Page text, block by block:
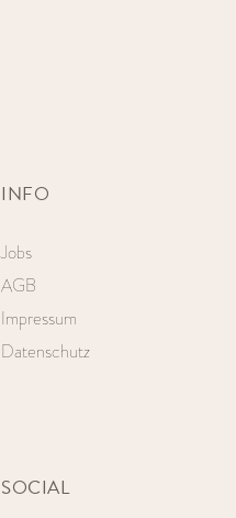
INFO
Jobs
AGB
Impressum
Datenschutz
SOCIAL